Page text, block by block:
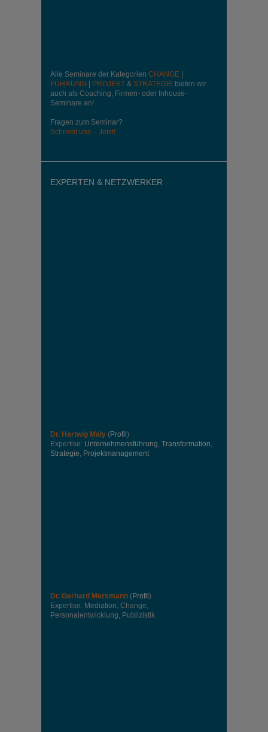
Alle Seminare der Kategorien CHANGE
FÜHRUNG
PROJEKT & STRATEGIE bieten wir
auch als Coaching, Firmen- oder Inhouse-
Seminare an!
Fragen zum Seminar?
Schreibt uns – Jetzt!
EXPERTEN & NETZWERKER
Dr. Hartwig Maly (Profil )
Expertise: Unternehmensführung, Transformation,
Strategie, Projektmanagement
Dr. Gerhard Mersmann (Profil )
Expertise: Mediation, Change,
Personalentwicklung, Publizistik